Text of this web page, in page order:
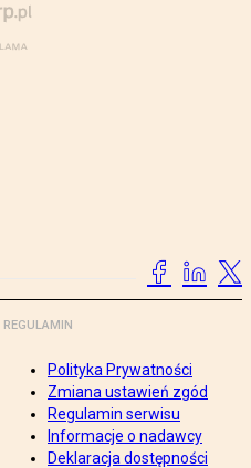
REGULAMIN
Polityka Prywatności
Zmiana ustawień zgód
Regulamin serwisu
Informacje o nadawcy
Deklaracja dostępności